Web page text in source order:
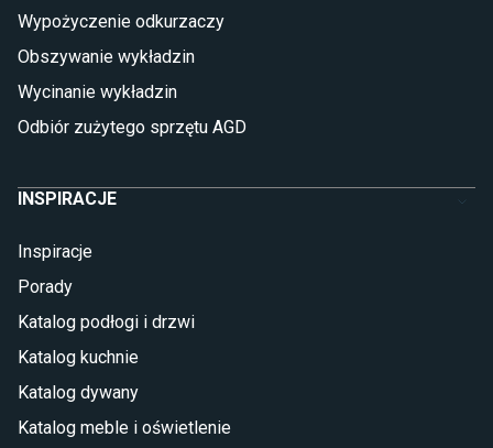
WYMIARY
Szerokość (A): 70-120 cm
Wysokość (B): 195-210 cm
Płytki wielkoformatowe
Glazura
Płytki marmurowe
Wypożyczenie odkurzaczy
Obszywanie wykładzin
Wycinanie wykładzin
Odbiór zużytego sprzętu AGD
INSPIRACJE
Inspiracje
Porady
Katalog podłogi i drzwi
Katalog kuchnie
Katalog dywany
Katalog meble i oświetlenie